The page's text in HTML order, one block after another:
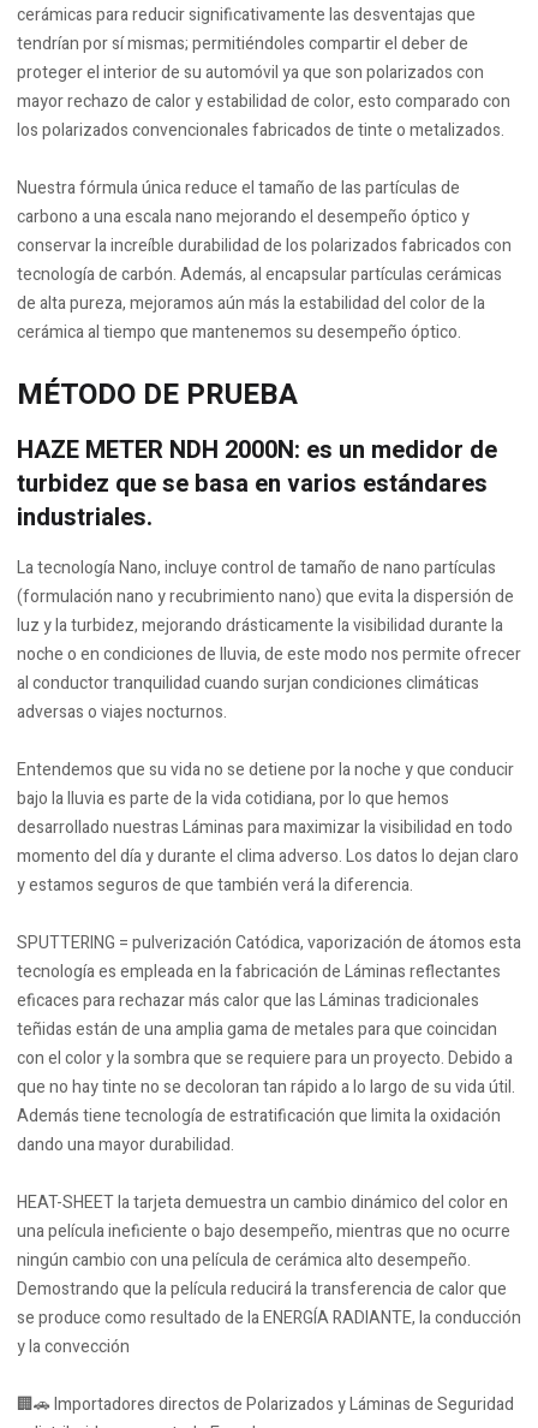
cerámicas para reducir significativamente las desventajas que
tendrían por sí mismas; permitiéndoles compartir el deber de
proteger el interior de su automóvil ya que son polarizados con
mayor rechazo de calor y estabilidad de color, esto comparado con
los polarizados convencionales fabricados de tinte o metalizados.
Nuestra fórmula única reduce el tamaño de las partículas de
carbono a una escala nano mejorando el desempeño óptico y
conservar la increíble durabilidad de los polarizados fabricados con
tecnología de carbón. Además, al encapsular partículas cerámicas
de alta pureza, mejoramos aún más la estabilidad del color de la
cerámica al tiempo que mantenemos su desempeño óptico.
MÉTODO DE PRUEBA
HAZE METER NDH 2000N: es un medidor de
turbidez que se basa en varios estándares
industriales.
La tecnología Nano, incluye control de tamaño de nano partículas
(formulación nano y recubrimiento nano) que evita la dispersión de
luz y la turbidez, mejorando drásticamente la visibilidad durante la
noche o en condiciones de lluvia, de este modo nos permite ofrecer
al conductor tranquilidad cuando surjan condiciones climáticas
adversas o viajes nocturnos.
Entendemos que su vida no se detiene por la noche y que conducir
bajo la lluvia es parte de la vida cotidiana, por lo que hemos
desarrollado nuestras Láminas para maximizar la visibilidad en todo
momento del día y durante el clima adverso. Los datos lo dejan claro
y estamos seguros de que también verá la diferencia.
SPUTTERING = pulverización Catódica, vaporización de átomos esta
tecnología es empleada en la fabricación de Láminas reflectantes
eficaces para rechazar más calor que las Láminas tradicionales
teñidas están de una amplia gama de metales para que coincidan
con el color y la sombra que se requiere para un proyecto. Debido a
que no hay tinte no se decoloran tan rápido a lo largo de su vida útil.
Además tiene tecnología de estratificación que limita la oxidación
dando una mayor durabilidad.
HEAT-SHEET la tarjeta demuestra un cambio dinámico del color en
una película ineficiente o bajo desempeño, mientras que no ocurre
ningún cambio con una película de cerámica alto desempeño.
Demostrando que la película reducirá la transferencia de calor que
se produce como resultado de la ENERGÍA RADIANTE, la conducción
y la convección
🏢🚗 Importadores directos de Polarizados y Láminas de Seguridad